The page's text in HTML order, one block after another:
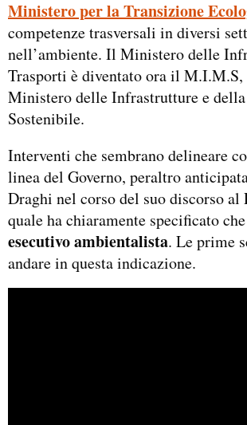
Ministero per la Transizione
competenze trasversali in diversi
nell’ambiente. Il Ministero delle
Trasporti è diventato ora il M.I.M.S,
Ministero delle Infrastrutture e
Sostenibile.
Interventi che sembrano delineare
linea del Governo, peraltro
Draghi nel corso del suo discorso al
quale ha chiaramente specificato
esecutivo ambientalista. Le prime
andare in questa indicazione.